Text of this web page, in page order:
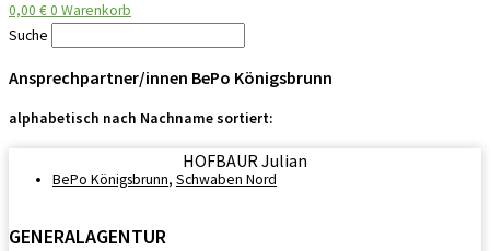
0,00 €0 Warenkorb
Suche
Ansprechpartner/innen BePo Königsbrunn
alphabetisch nach Nachname sortiert:
HOFBAUR Julian
BePo Königsbrunn, Schwaben Nord
GENERALAGENTUR